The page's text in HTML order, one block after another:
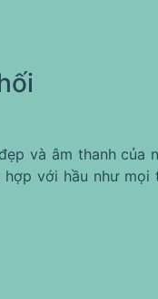
và âm thanh của
với hầu như mọi